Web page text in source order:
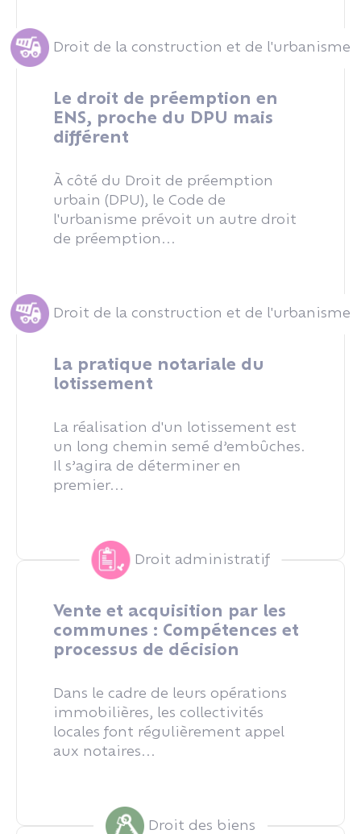
Droit de la construction et de l'urbanisme
Le droit de préemption en
ENS, proche du DPU mais
différent
À côté du Droit de préemption
urbain (DPU), le Code de
l'urbanisme prévoit un autre droit
de préemption...
Droit de la construction et de l'urbanisme
La pratique notariale du
lotissement
La réalisation d'un lotissement est
un long chemin semé d’embûches.
Il s’agira de déterminer en
premier...
Droit administratif
Vente et acquisition par les
communes : Compétences et
processus de décision
Dans le cadre de leurs opérations
immobilières, les collectivités
locales font régulièrement appel
aux notaires...
Droit des biens